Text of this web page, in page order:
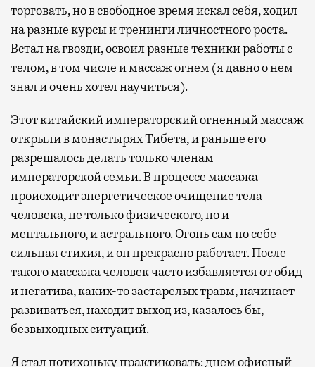
торговать, но в свободное время искал себя, ходил
на разные курсы и тренинги личностного роста.
Встал на гвозди, освоил разные техники работы с
телом, в том числе и массаж огнем (я давно о нем
знал и очень хотел научиться).
Этот китайский императорский огненный массаж
открыли в монастырях Тибета, и раньше его
разрешалось делать только членам
императорской семьи. В процессе массажа
происходит энергетическое очищение тела
человека, не только физического, но и
ментального, и астрального. Огонь сам по себе
сильная стихия, и он прекрасно работает. После
такого массажа человек часто избавляется от обид
и негатива, каких-то застарелых травм, начинает
развиваться, находит выход из, казалось бы,
безвыходных ситуаций.
Я стал потихоньку практиковать: днем офисный